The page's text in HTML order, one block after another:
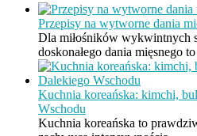
Przepisy na wytworne dania
Dla miłośników wykwintnych
doskonałego dania mięsnego
Kuchnia koreańska: kimchi,
Wschodu
Kuchnia koreańska to